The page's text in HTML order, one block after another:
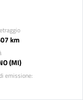
km
(MI)
emissione: